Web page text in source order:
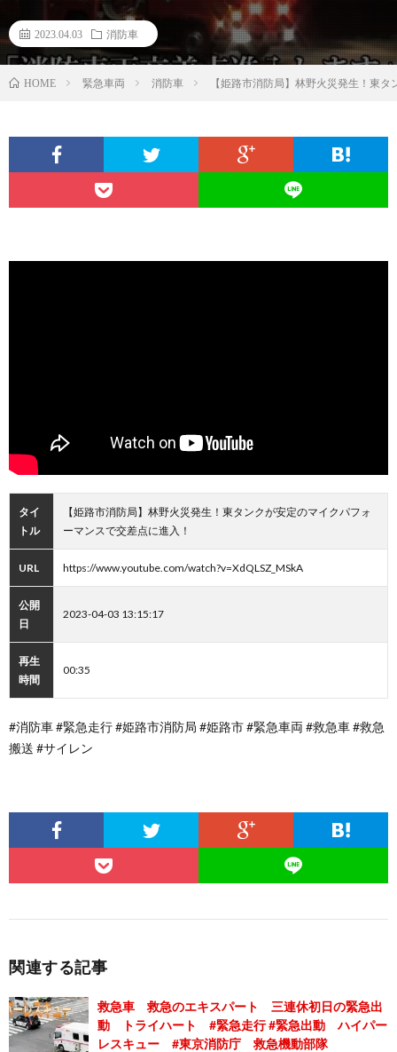
2023.04.03 消防車
HOME 緊急車両 消防車 【姫路市消防局】林野火災発生！東
タイ
トル
【姫路市消防局】林野火災発生！東タンクが安定のマイクパフォ
ーマンスで交差点に進入！
URL https://www.youtube.com/watch?v=XdQLSZ_MSkA
公開
日
2023-04-03 13:15:17
再生
時間
00:35
#消防車 #緊急走行 #姫路市消防局 #姫路市 #緊急車両 #救急車 #救急
搬送 #サイレン
関連する記事
救急車 救急のエキスパート 三連休初日の緊急出
動 トライハート #緊急走行 #緊急出動 ハイパー
レスキュー #東京消防庁 救急機動部隊